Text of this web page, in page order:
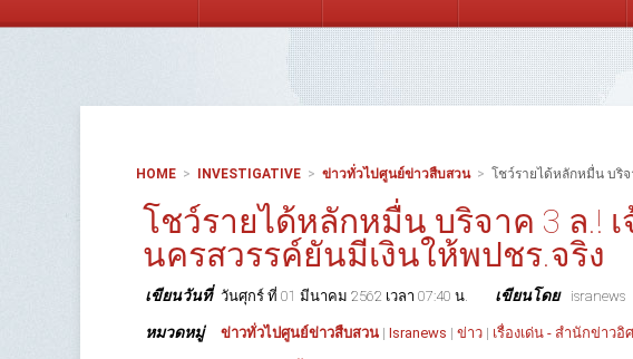
HOME INVESTIGATIVE ข่าวทั่วไปศูนย์ข่าวสืบสวน โชว์รายได้หลักหมื่น บริจ
โชว์รายได้หลักหมื่น บริจาค 3 ล.!
นครสวรรค์ยันมีเงินให้พปชร.จริง
เขียนวันที่ วันศุกร์ ที่ 01 มีนาคม 2562 เวลา 07:40 น. เขียนโดย isranews
หมวดหมู่ ข่าวทั่วไปศูนย์ข่าวสืบสวน | Isranews | ข่าว | เรื่องเด่น - สำนักข่าวอิ